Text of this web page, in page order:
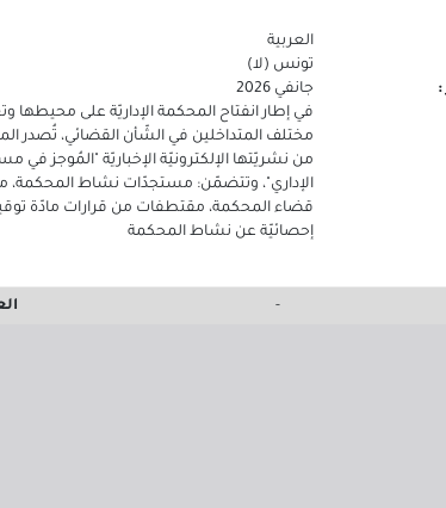
العربية
تونس (لا)
:
جانفي 2026
في إطار انفتاح المحكمة الإداريّة على محيطها
مختلف المتداخلين في الشّأن القضائي، تُصدر
من نشريّتها الإلكترونيّة الإخباريّة "المُوجز في
الإداري"، وتتضمّن: مستجدّات نشاط المحكمة،
قضاء المحكمة، مقتطفات من قرارات مادّة
إحصائيّة عن نشاط المحكمة
-